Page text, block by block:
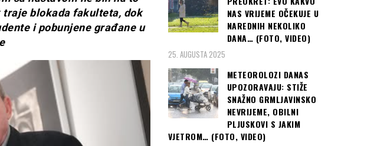
blokada fakulteta, dok
i pobunjene građane u
NAS VRIJEME OČEKUJE U
NAREDNIH NEKOLIKO
DANA… (FOTO, VIDEO)
25. AUGUSTA 2025
METEOROLOZI DANAS
UPOZORAVAJU: STIŽE
SNAŽNO GRMLJAVINSKO
NEVRIJEME, OBILNI
PLJUSKOVI S JAKIM
VJETROM… (FOTO, VIDEO)